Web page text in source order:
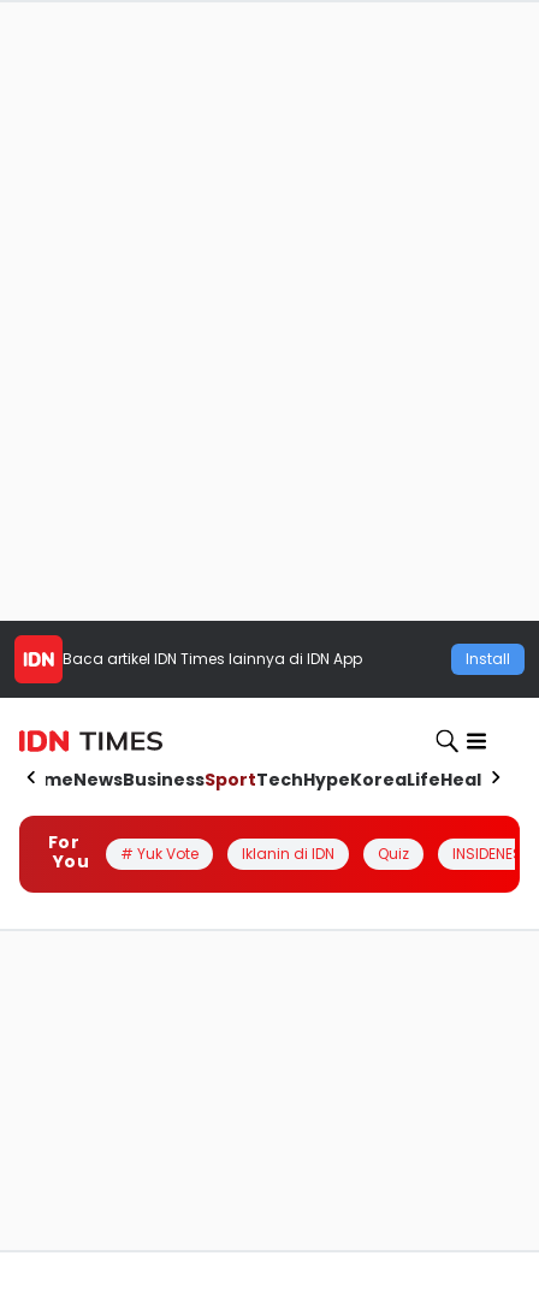
Baca artikel IDN Times lainnya di IDN App Install
HomeNewsBusinessSportTechHypeKoreaLifeHealth
For
You
# Yuk Vote Iklanin di IDN Quiz INSIDENESIA